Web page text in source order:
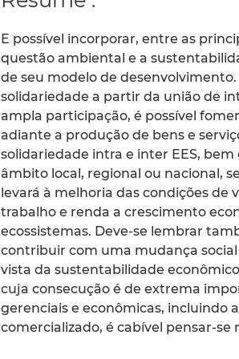
E possível incorporar, entre as
questão ambiental e a
de seu modelo de
solidariedade a partir da união de
ampla participação, é possível
adiante a produção de bens e
solidariedade intra e inter EES,
âmbito local, regional ou nacional,
levará à melhoria das condições de
trabalho e renda a crescimento
ecossistemas. Deve-se lembrar
contribuir com uma mudança
vista da sustentabilidade
cuja consecução é de extrema
gerenciais e econômicas, incluindo
comercializado, é cabível pensar-se